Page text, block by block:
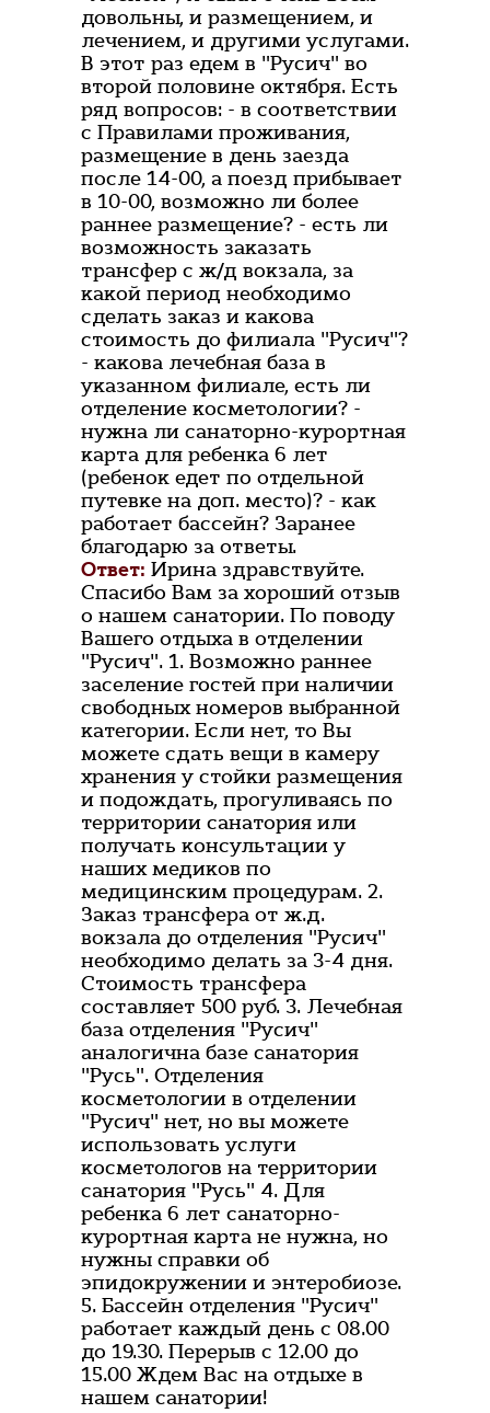
довольны, и размещением, и
лечением, и другими услугами.
В этот раз едем в "Русич" во
второй половине октября. Есть
ряд вопросов: - в соответствии
с Правилами проживания,
размещение в день заезда
после 14-00, а поезд прибывает
в 10-00, возможно ли более
раннее размещение? - есть ли
возможность заказать
трансфер с ж/д вокзала, за
какой период необходимо
сделать заказ и какова
стоимость до филиала "Русич"?
- какова лечебная база в
указанном филиале, есть ли
отделение косметологии? -
нужна ли санаторно-курортная
карта для ребенка 6 лет
(ребенок едет по отдельной
путевке на доп. место)? - как
работает бассейн? Заранее
благодарю за ответы.
Ответ: Ирина здравствуйте.
Спасибо Вам за хороший отзыв
о нашем санатории. По поводу
Вашего отдыха в отделении
"Русич". 1. Возможно раннее
заселение гостей при наличии
свободных номеров выбранной
категории. Если нет, то Вы
можете сдать вещи в камеру
хранения у стойки размещения
и подождать, прогуливаясь по
территории санатория или
получать консультации у
наших медиков по
медицинским процедурам. 2.
Заказ трансфера от ж.д.
вокзала до отделения "Русич"
необходимо делать за 3-4 дня.
Стоимость трансфера
составляет 500 руб. 3. Лечебная
база отделения "Русич"
аналогична базе санатория
"Русь". Отделения
косметологии в отделении
"Русич" нет, но вы можете
использовать услуги
косметологов на территории
санатория "Русь" 4. Для
ребенка 6 лет санаторно-
курортная карта не нужна, но
нужны справки об
эпидокружении и энтеробиозе.
5. Бассейн отделения "Русич"
работает каждый день с 08.00
до 19.30. Перерыв с 12.00 до
15.00 Ждем Вас на отдыхе в
нашем санатории!